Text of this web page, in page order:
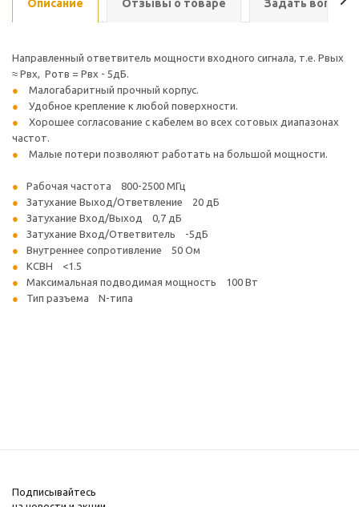
Описание Отзывы о товаре Задать вопрос
Направленный ответвитель мощности входного сигнала, т.е. Рвых
≈ Рвх, Ротв = Рвх - 5дБ.
Малогабаритный прочный корпус.
Удобное крепление к любой поверхности.
Хорошее согласование с кабелем во всех сотовых диапазонах
частот.
Малые потери позволяют работать на большой мощности.
Рабочая частота 800-2500 МГц
Затухание Выход/Ответвление 20 дБ
Затухание Вход/Выход 0,7 дБ
Затухание Вход/Ответвитель -5дБ
Внутреннее сопротивление 50 Ом
КСВН <1.5
Максимальная подводимая мощность 100 Вт
Тип разъема N-типа
Подписывайтесь